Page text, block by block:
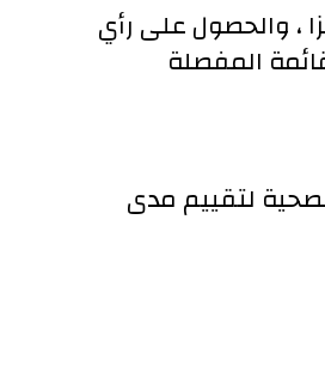
، والحصول على رأي
المفصلة
لتقييم مدى